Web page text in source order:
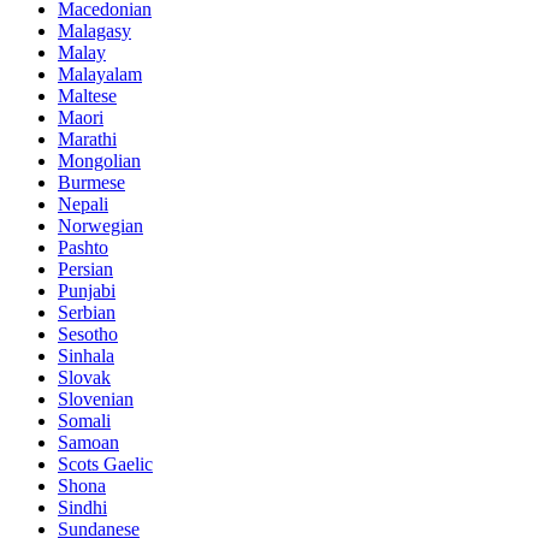
Macedonian
Malagasy
Malay
Malayalam
Maltese
Maori
Marathi
Mongolian
Burmese
Nepali
Norwegian
Pashto
Persian
Punjabi
Serbian
Sesotho
Sinhala
Slovak
Slovenian
Somali
Samoan
Scots Gaelic
Shona
Sindhi
Sundanese